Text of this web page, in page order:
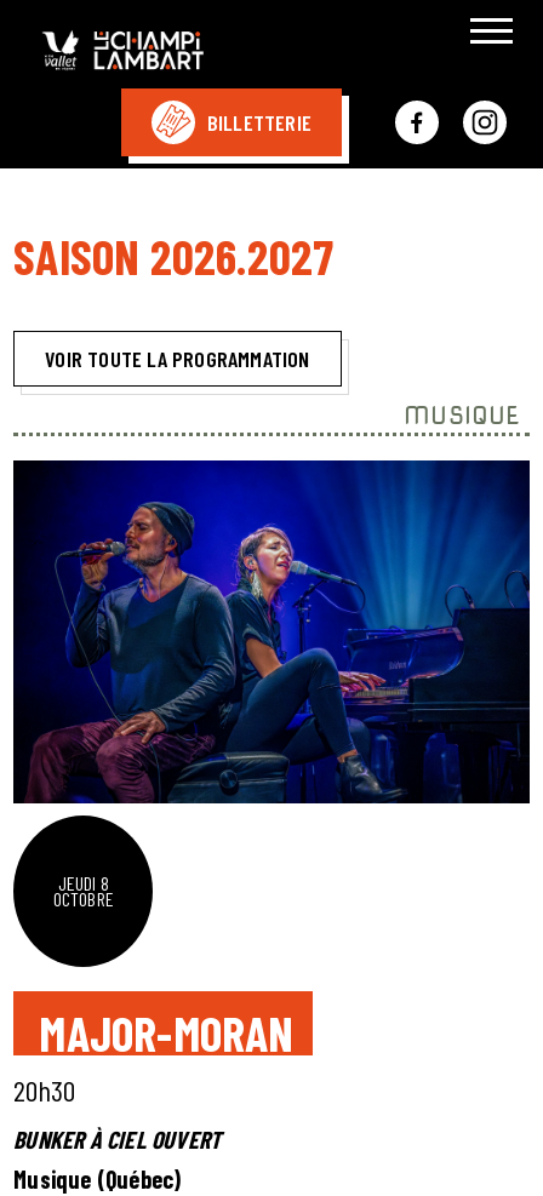
BILLETTERIE
SAISON 2026.2027
VOIR TOUTE LA PROGRAMMATION
MUSIQUE
JEUDI 8
OCTOBRE
MAJOR-MORAN
20h30
BUNKER À CIEL OUVERT
Musique (Québec)